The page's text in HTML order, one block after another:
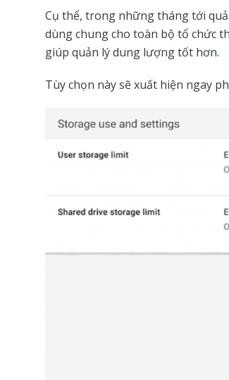
Cụ thể, trong những tháng tới
dùng chung cho toàn bộ tổ chức
giúp quản lý dung lượng tốt hơn.
Tùy chọn này sẽ xuất hiện ngay